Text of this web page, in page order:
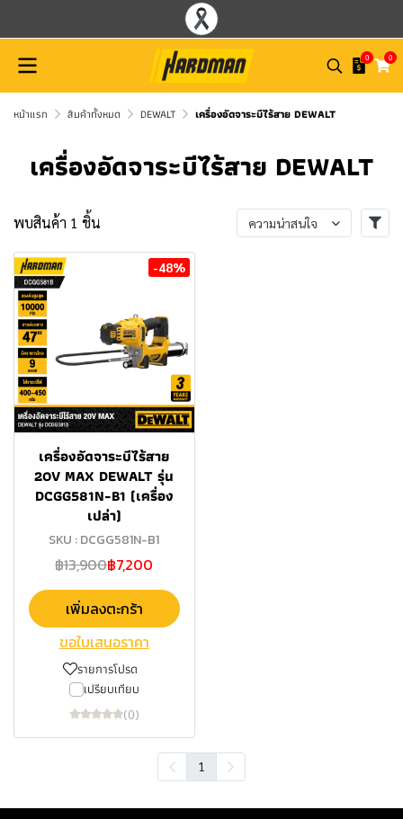
0 0
หน้าแรก สินค้าทั้งหมด DEWALT เครื่องอัดจาระบีไร้สาย DEWALT
เครื่องอัดจาระบีไร้สาย DEWALT
พบสินค้า 1 ชิ้น ความน่าสนใจ
-48%
เครื่องอัดจาระบีไร้สาย
20V MAX DEWALT รุ่น
DCGG581N-B1 (เครื่อง
เปล่า)
SKU : DCGG581N-B1
฿13,900฿7,200
เพิ่มลงตะกร้า
ขอใบเสนอราคา
รายการโปรด
เปรียบเทียบ
(0)
1